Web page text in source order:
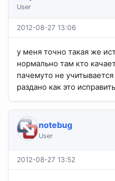
User
2012-08-27 13:06
у меня точно такая же
нормально там кто
пачемуто не
раздано как это
notebug
User
2012-08-27 13:52